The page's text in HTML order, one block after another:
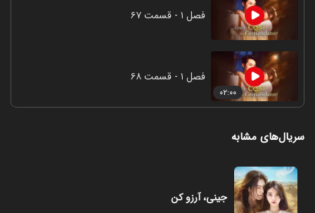
فصل ۱ - قسمت ۶۷
۰۲:۰۰
فصل ۱ - قسمت ۶۸
سریال‌های مشابه
جینی، آرزو کن